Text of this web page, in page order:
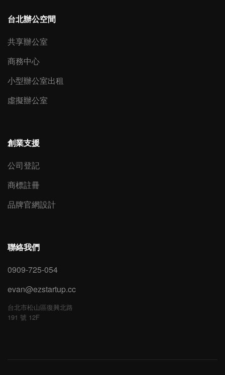
台北辦公空間
共享辦公室
商務中心
小型辦公室出租
虛擬辦公室
創業支援
公司登記
商標註冊
品牌官網設計
聯絡我們
0909-725-054
evan@ezstartup.cc
台北市松山區復興北路
191 號 12F